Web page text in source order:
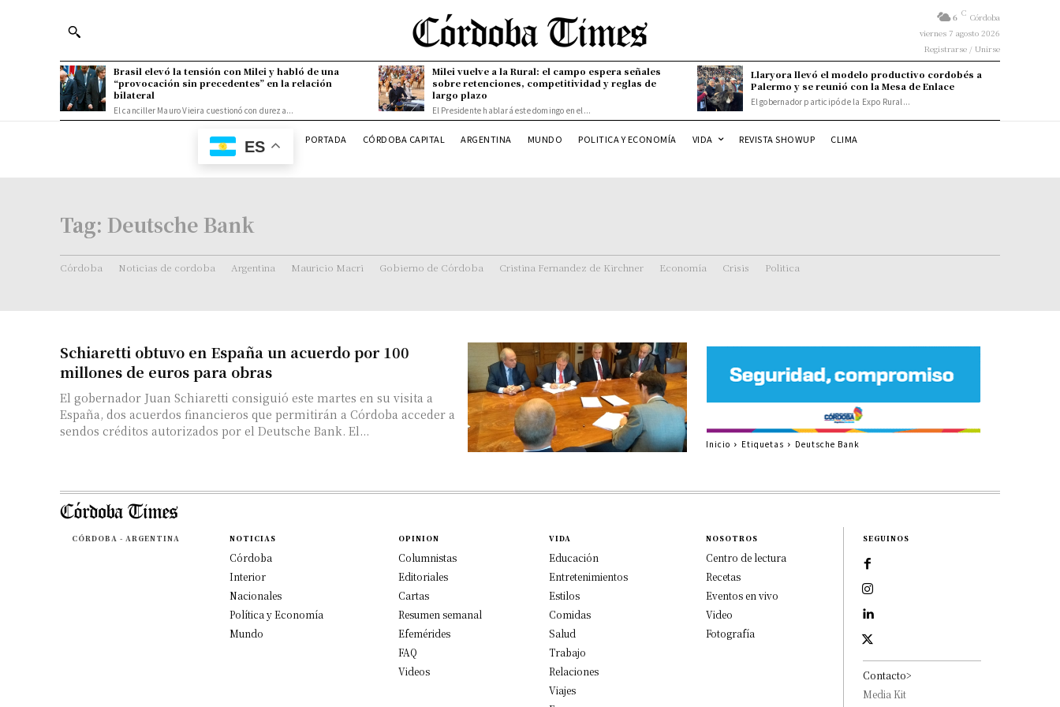
6 C Córdoba
viernes 7 agosto 2026
Registrarse / Unirse
Brasil elevó la tensión con Milei y habló de una
“provocación sin precedentes” en la relación
bilateral
El canciller Mauro Vieira cuestionó con dureza...
Milei vuelve a la Rural: el campo espera señales
sobre retenciones, competitividad y reglas de
largo plazo
El Presidente hablará este domingo en el...
Llaryora llevó el modelo productivo cordobés a
Palermo y se reunió con la Mesa de Enlace
El gobernador participó de la Expo Rural...
ES PORTADA CÓRDOBA CAPITAL ARGENTINA MUNDO POLITICA Y ECONOMÍA VIDA REVISTA SHOWUP CLIMA
Tag: Deutsche Bank
Córdoba Noticias de cordoba Argentina Mauricio Macri Gobierno de Córdoba Cristina Fernandez de Kirchner Economía Crisis Politica
Schiaretti obtuvo en España un acuerdo por 100
millones de euros para obras
El gobernador Juan Schiaretti consiguió este martes en su visita a
España, dos acuerdos financieros que permitirán a Córdoba acceder a
sendos créditos autorizados por el Deutsche Bank. El...
Inicio Etiquetas Deutsche Bank
CÓRDOBA - ARGENTINA NOTICIAS
Córdoba
Interior
Nacionales
Política y Economía
Mundo
OPINION
Columnistas
Editoriales
Cartas
Resumen semanal
Efemérides
FAQ
Videos
VIDA
Educación
Entretenimientos
Estilos
Comidas
Salud
Trabajo
Relaciones
Viajes
NOSOTROS
Centro de lectura
Recetas
Eventos en vivo
Video
Fotografía
SEGUINOS
Contacto>
Media Kit